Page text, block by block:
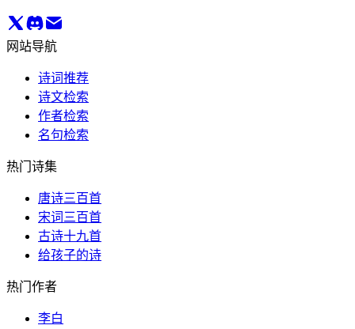
网站导航
诗词推荐
诗文检索
作者检索
名句检索
热门诗集
唐诗三百首
宋词三百首
古诗十九首
给孩子的诗
热门作者
李白